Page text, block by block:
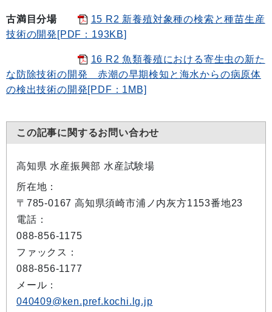
古満目分場
15 R2 新養殖対象種の検索と種苗生産
技術の開発[PDF：193KB]
16 R2 魚類養殖における寄生虫の新た
な防除技術の開発 赤潮の早期検知と海水からの病原体
の検出技術の開発[PDF：1MB]
この記事に関するお問い合わせ
高知県 水産振興部 水産試験場
所在地：
〒785-0167 高知県須崎市浦ノ内灰方1153番地23
電話：
088-856-1175
ファックス：
088-856-1177
メール：
040409@ken.pref.kochi.lg.jp